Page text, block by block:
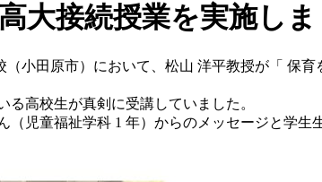
大接続授業を実施しま
（小田原市）において、松山 洋平教授が「 保
高校生が真剣に受講していました。
（児童福祉学科 1 年）からのメッセージと学生